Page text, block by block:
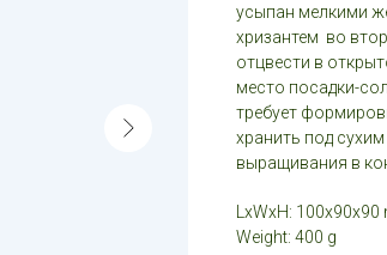
усыпан мелкими
хризантем во
отцвести в
место посадки-
требует
хранить под
выращивания в
LxWxH: 100x90x90
Weight: 400 g